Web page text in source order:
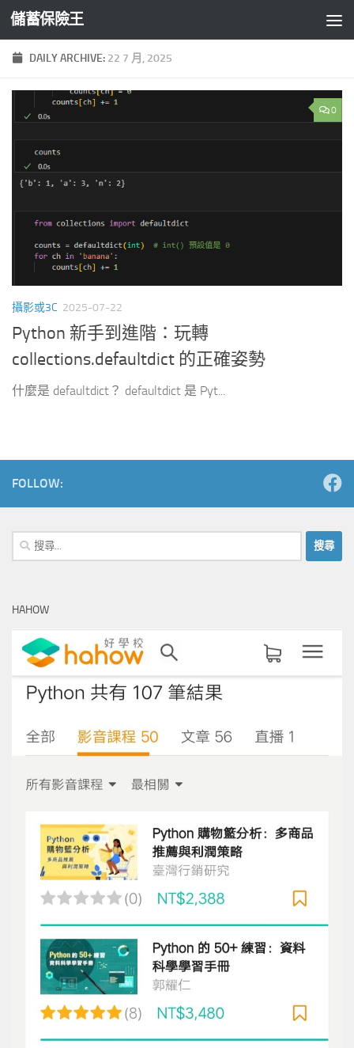
Skip to content
儲蓄保險王
DAILY ARCHIVE: 22 7 月, 2025
0
攝影或3C 2025-07-22
Python 新手到進階：玩轉
collections.defaultdict 的正確姿勢
什麼是 defaultdict？ defaultdict 是 Pyt...
FOLLOW:
搜
尋
字:
HAHOW